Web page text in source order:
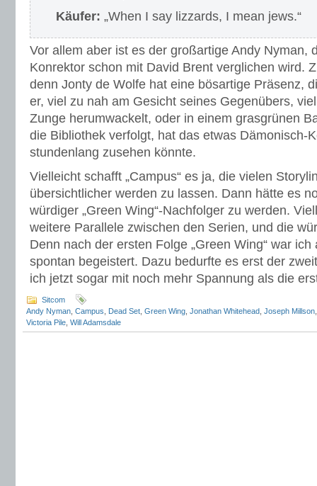
Käufer: „When I say lizzards, I mean jews.“
Vor allem aber ist es der großartige Andy Nyman,
Konrektor schon mit David Brent verglichen wird.
denn Jonty de Wolfe hat eine bösartige Präsenz,
er, viel zu nah am Gesicht seines Gegenübers,
Zunge herumwackelt, oder in einem grasgrünen
die Bibliothek verfolgt, hat das etwas Dämonisch-
stundenlang zusehen könnte.
Vielleicht schafft „Campus“ es ja, die vielen
übersichtlicher werden zu lassen. Dann hätte es
würdiger „Green Wing“-Nachfolger zu werden.
weitere Parallele zwischen den Serien, und die
Denn nach der ersten Folge „Green Wing“ war
spontan begeistert. Dazu bedurfte es erst der
ich jetzt sogar mit noch mehr Spannung als die
Sitcom
Andy Nyman Campus Dead Set Green Wing Jonathan Whitehead Joseph Millson
Victoria Pile Will Adamsdale